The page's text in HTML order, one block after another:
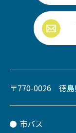
〒770-0026 徳島
市バス